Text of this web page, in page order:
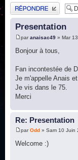
Publier une réponse
Presentation
paranaisac49 » Mar
Bonjour à tous,
Fan incontestée de
Je m'appelle Anais
Je vis dans le 75.
Merci
Re: Presentation
parOdd » Sam 10 Juin
Welcome :)